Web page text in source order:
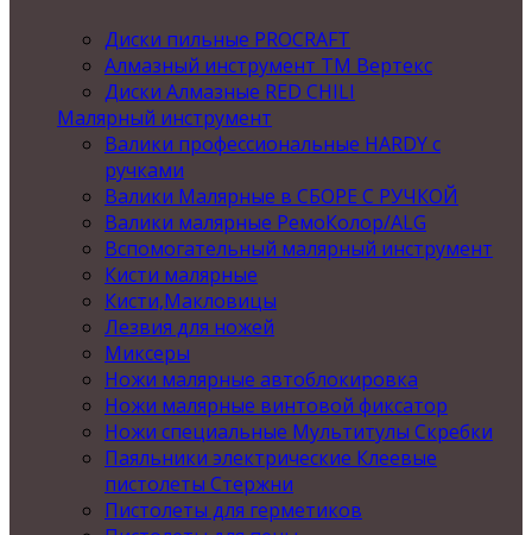
Диски пильные PROCRAFT
Алмазный инструмент ТМ Вертекс
Диски Алмазные RED CHILI
Малярный инструмент
Валики профессиональные HARDY с
ручками
Валики Малярные в СБОРЕ С РУЧКОЙ
Валики малярные РемоКолор/ALG
Вспомогательный малярный инструмент
Кисти малярные
Кисти,Макловицы
Лезвия для ножей
Миксеры
Ножи малярные автоблокировка
Ножи малярные винтовой фиксатор
Ножи специальные Мультитулы Скребки
Паяльники электрические Клеевые
пистолеты Стержни
Пистолеты для герметиков